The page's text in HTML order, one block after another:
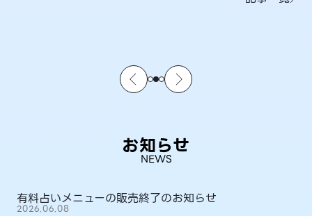
お知らせ
NEWS
有料占いメニューの販売終了のお知らせ
2026.06.08